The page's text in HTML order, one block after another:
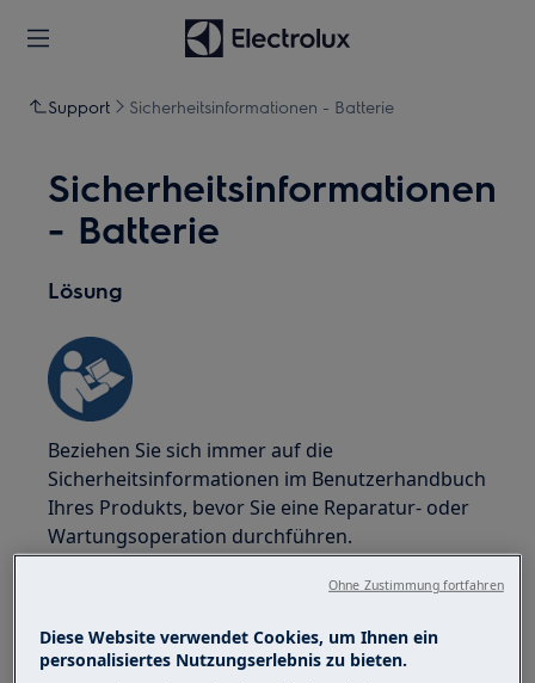
Support Sicherheitsinformationen - Batterie
Sicherheitsinformationen
- Batterie
Lösung
Beziehen Sie sich immer auf die
Sicherheitsinformationen im Benutzerhandbuch
Ihres Produkts, bevor Sie eine Reparatur- oder
Wartungsoperation durchführen.
Diese Website verwendet Cookies, um Ihnen ein
personalisiertes Nutzungserlebnis zu bieten.
Ohne Zustimmung fortfahren